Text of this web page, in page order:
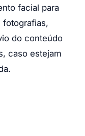
facial para
fotografias,
do conteúdo
caso estejam